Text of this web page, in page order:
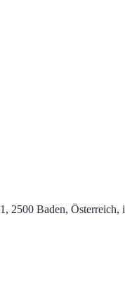
Baden, Österreich,